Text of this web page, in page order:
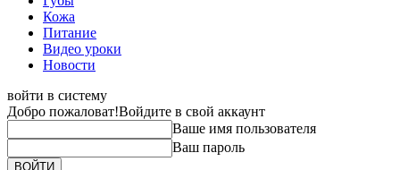
Кожа
Питание
Видео уроки
Новости
войти в систему
Добро пожаловат!Войдите в свой аккаунт
Ваше имя пользователя
Ваш пароль